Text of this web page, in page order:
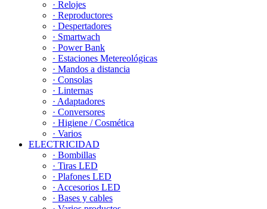
· Relojes
· Reproductores
· Despertadores
· Smartwach
· Power Bank
· Estaciones Metereológicas
· Mandos a distancia
· Consolas
· Linternas
· Adaptadores
· Conversores
· Higiene / Cosmética
· Varios
ELECTRICIDAD
· Bombillas
· Tiras LED
· Plafones LED
· Accesorios LED
· Bases y cables